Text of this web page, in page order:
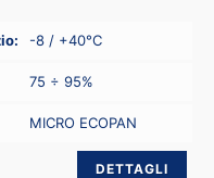
-8 / +40°C
75 ÷ 95%
MICRO ECOPAN
DETTAGLI